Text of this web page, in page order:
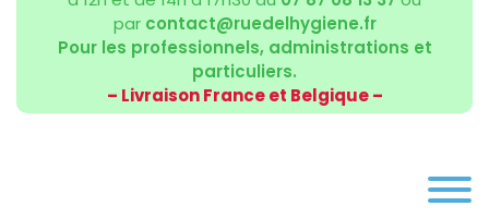
par contact@ruedelhygiene.fr
Pour les professionnels, administrations et
particuliers.
– Livraison France et Belgique –